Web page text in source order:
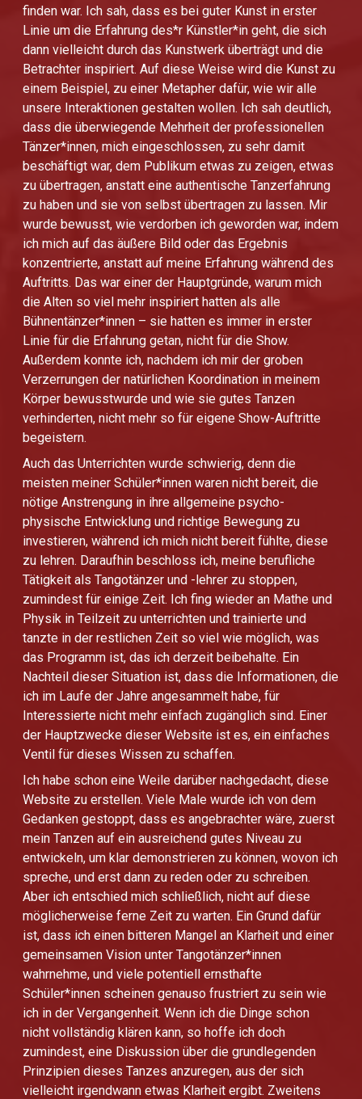
finden war. Ich sah, dass es bei guter Kunst in erster
Linie um die Erfahrung des*r Künstler*in geht, die sich
dann vielleicht durch das Kunstwerk überträgt und die
Betrachter inspiriert. Auf diese Weise wird die Kunst zu
einem Beispiel, zu einer Metapher dafür, wie wir alle
unsere Interaktionen gestalten wollen. Ich sah deutlich,
dass die überwiegende Mehrheit der professionellen
Tänzer*innen, mich eingeschlossen, zu sehr damit
beschäftigt war, dem Publikum etwas zu zeigen, etwas
zu übertragen, anstatt eine authentische Tanzerfahrung
zu haben und sie von selbst übertragen zu lassen. Mir
wurde bewusst, wie verdorben ich geworden war, indem
ich mich auf das äußere Bild oder das Ergebnis
konzentrierte, anstatt auf meine Erfahrung während des
Auftritts. Das war einer der Hauptgründe, warum mich
die Alten so viel mehr inspiriert hatten als alle
Bühnentänzer*innen – sie hatten es immer in erster
Linie für die Erfahrung getan, nicht für die Show.
Außerdem konnte ich, nachdem ich mir der groben
Verzerrungen der natürlichen Koordination in meinem
Körper bewusstwurde und wie sie gutes Tanzen
verhinderten, nicht mehr so für eigene Show-Auftritte
begeistern.
Auch das Unterrichten wurde schwierig, denn die
meisten meiner Schüler*innen waren nicht bereit, die
nötige Anstrengung in ihre allgemeine psycho-
physische Entwicklung und richtige Bewegung zu
investieren, während ich mich nicht bereit fühlte, diese
zu lehren. Daraufhin beschloss ich, meine berufliche
Tätigkeit als Tangotänzer und -lehrer zu stoppen,
zumindest für einige Zeit. Ich fing wieder an Mathe und
Physik in Teilzeit zu unterrichten und trainierte und
tanzte in der restlichen Zeit so viel wie möglich, was
das Programm ist, das ich derzeit beibehalte. Ein
Nachteil dieser Situation ist, dass die Informationen, die
ich im Laufe der Jahre angesammelt habe, für
Interessierte nicht mehr einfach zugänglich sind. Einer
der Hauptzwecke dieser Website ist es, ein einfaches
Ventil für dieses Wissen zu schaffen.
Ich habe schon eine Weile darüber nachgedacht, diese
Website zu erstellen. Viele Male wurde ich von dem
Gedanken gestoppt, dass es angebrachter wäre, zuerst
mein Tanzen auf ein ausreichend gutes Niveau zu
entwickeln, um klar demonstrieren zu können, wovon ich
spreche, und erst dann zu reden oder zu schreiben.
Aber ich entschied mich schließlich, nicht auf diese
möglicherweise ferne Zeit zu warten. Ein Grund dafür
ist, dass ich einen bitteren Mangel an Klarheit und einer
gemeinsamen Vision unter Tangotänzer*innen
wahrnehme, und viele potentiell ernsthafte
Schüler*innen scheinen genauso frustriert zu sein wie
ich in der Vergangenheit. Wenn ich die Dinge schon
nicht vollständig klären kann, so hoffe ich doch
zumindest, eine Diskussion über die grundlegenden
Prinzipien dieses Tanzes anzuregen, aus der sich
vielleicht irgendwann etwas Klarheit ergibt. Zweitens